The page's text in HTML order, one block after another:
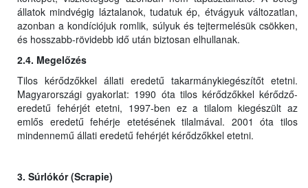
állatok mindvégig láztalanok, tudatuk ép, étvágyuk változatlan,
azonban a kondíciójuk romlik, súlyuk és tejtermelésük csökken,
és hosszabb-rövidebb idő után biztosan elhullanak.
2.4. Megelőzés
Tilos kérődzőkkel állati eredetű takarmánykiegészítőt etetni.
Magyarországi gyakorlat: 1990 óta tilos kérődzőkkel kérődző-
eredetű fehérjét etetni, 1997-ben ez a tilalom kiegészült az
emlős eredetű fehérje etetésének tilalmával. 2001 óta tilos
mindennemű állati eredetű fehérjét kérődzőkkel etetni.
3. Súrlókór (Scrapie)